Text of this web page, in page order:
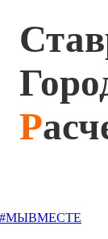
С
Г
Р